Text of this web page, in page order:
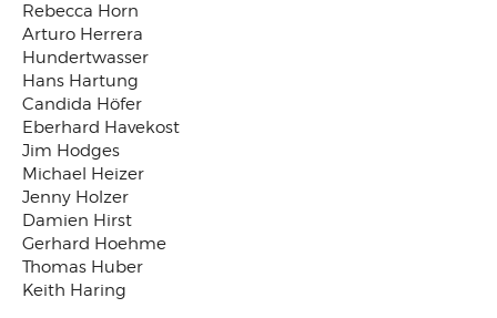
Rebecca Horn
Arturo Herrera
Hundertwasser
Hans Hartung
Candida Höfer
Eberhard Havekost
Jim Hodges
Michael Heizer
Jenny Holzer
Damien Hirst
Gerhard Hoehme
Thomas Huber
Keith Haring